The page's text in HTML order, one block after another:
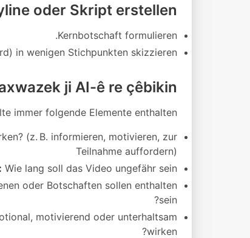
oder Skript erstellen
Kernbotschaft formulieren.
in wenigen Stichpunkten skizzieren.
ji AI-ê re çêbikin
immer folgende Elemente enthalten:
(z. B. informieren, motivieren, zur
Teilnahme auffordern)
Wie lang soll das Video ungefähr sein?
oder Botschaften sollen enthalten
sein?
motivierend oder unterhaltsam
wirken?